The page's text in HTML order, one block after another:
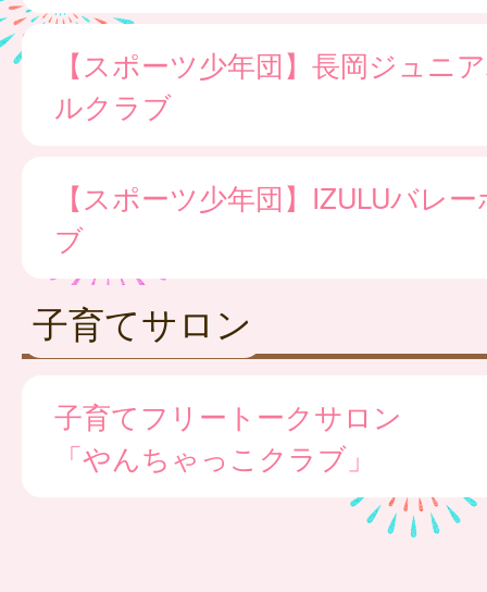
【スポーツ少年団】長岡ジュニ
ルクラブ
【スポーツ少年団】IZULUバレ
ブ
子育てサロン
子育てフリートークサロン
「やんちゃっこクラブ」